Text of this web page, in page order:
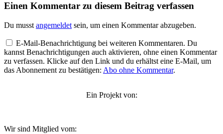
Einen Kommentar zu diesem Beitrag verfassen
Du musst angemeldet sein, um einen Kommentar abzugeben.
E-Mail-Benachrichtigung bei weiteren Kommentaren. Du
kannst Benachrichtigungen auch aktivieren, ohne einen Kommentar
zu verfassen. Klicke auf den Link und du erhältst eine E-Mail, um
das Abonnement zu bestätigen: Abo ohne Kommentar.
Ein Projekt von:
Wir sind Mitglied vom: